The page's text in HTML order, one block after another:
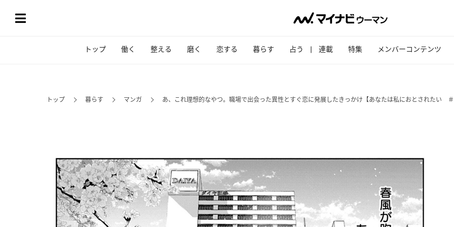
トップ 働く 整える 磨く 恋する 暮らす 占う 連載 特集 メンバーコンテンツ
トップ 暮らす マンガ あ、これ理想的なやつ。職場で出会った異性とすぐ恋に発展したきっかけ【あなたは私におとされたい